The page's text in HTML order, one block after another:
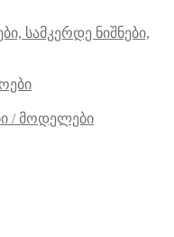
სამკერდე ნიშნები,
/ მოდელები